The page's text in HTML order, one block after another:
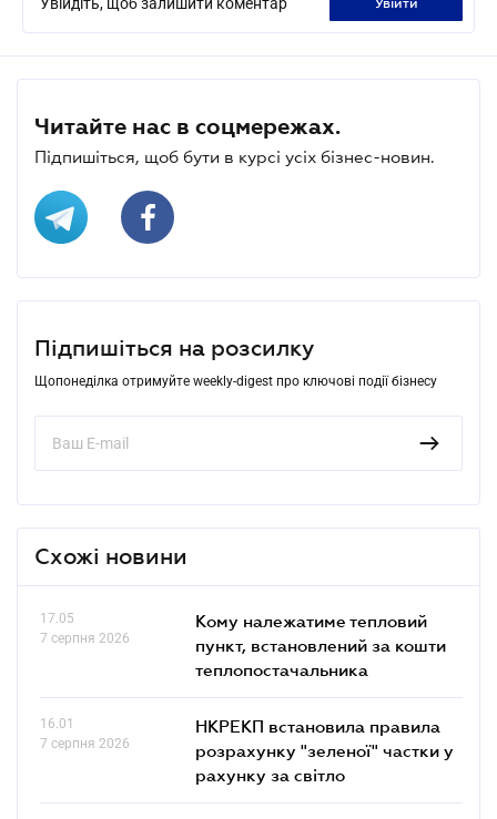
Читайте нас в соцмережах.
Підпишіться, щоб бути в курсі усіх бізнес-новин.
Підпишіться на розсилку
Щопонеділка отримуйте weekly-digest про ключові події бізнесу
Схожі новини
17.05
7 серпня 2026
Кому належатиме тепловий
пункт, встановлений за кошти
теплопостачальника
16.01
7 серпня 2026
НКРЕКП встановила правила
розрахунку "зеленої" частки у
рахунку за світло